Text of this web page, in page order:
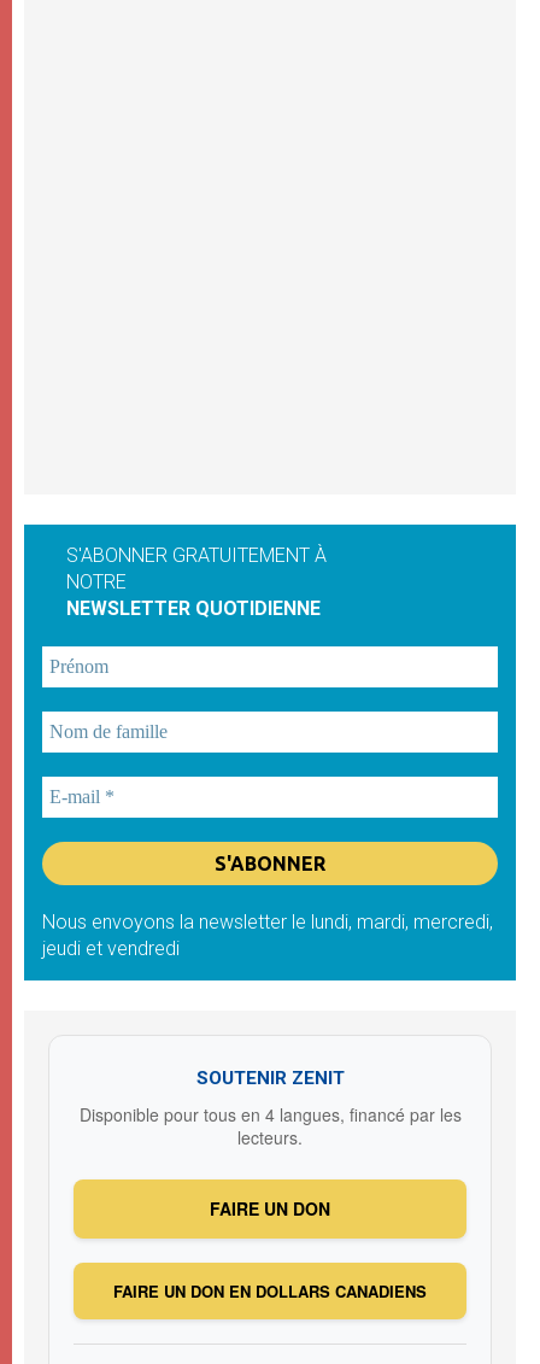
S'ABONNER GRATUITEMENT À
NOTRE
NEWSLETTER QUOTIDIENNE
Nous envoyons la newsletter le lundi, mardi, mercredi,
jeudi et vendredi
SOUTENIR ZENIT
Disponible pour tous en 4 langues, financé par les
lecteurs.
FAIRE UN DON
FAIRE UN DON EN DOLLARS CANADIENS